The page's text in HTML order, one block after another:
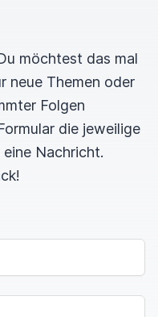
möchtest das mal
neue Themen oder
Folgen
die jeweilige
eine Nachricht.